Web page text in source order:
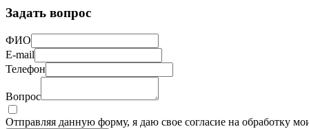
Задать вопрос
ФИО
E-mail
Телефон
Вопрос
Отправляя данную форму, я даю свое согласие на обработку